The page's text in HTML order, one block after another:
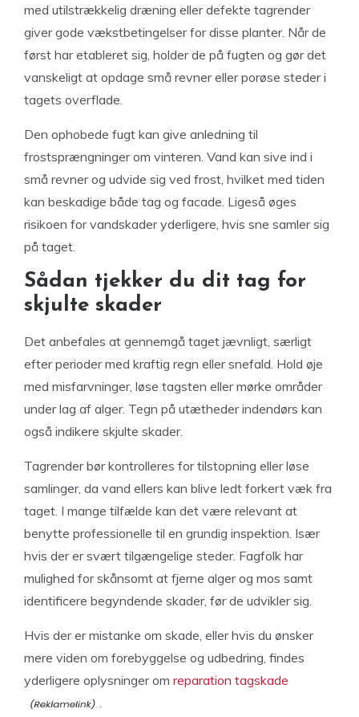
med utilstrækkelig dræning eller defekte tagrender
giver gode vækstbetingelser for disse planter. Når de
først har etableret sig, holder de på fugten og gør det
vanskeligt at opdage små revner eller porøse steder i
tagets overflade.
Den ophobede fugt kan give anledning til
frostsprængninger om vinteren. Vand kan sive ind i
små revner og udvide sig ved frost, hvilket med tiden
kan beskadige både tag og facade. Ligeså øges
risikoen for vandskader yderligere, hvis sne samler sig
på taget.
Sådan tjekker du dit tag for
skjulte skader
Det anbefales at gennemgå taget jævnligt, særligt
efter perioder med kraftig regn eller snefald. Hold øje
med misfarvninger, løse tagsten eller mørke områder
under lag af alger. Tegn på utætheder indendørs kan
også indikere skjulte skader.
Tagrender bør kontrolleres for tilstopning eller løse
samlinger, da vand ellers kan blive ledt forkert væk fra
taget. I mange tilfælde kan det være relevant at
benytte professionelle til en grundig inspektion. Især
hvis der er svært tilgængelige steder. Fagfolk har
mulighed for skånsomt at fjerne alger og mos samt
identificere begyndende skader, før de udvikler sig.
Hvis der er mistanke om skade, eller hvis du ønsker
mere viden om forebyggelse og udbedring, findes
yderligere oplysninger om reparation tagskade